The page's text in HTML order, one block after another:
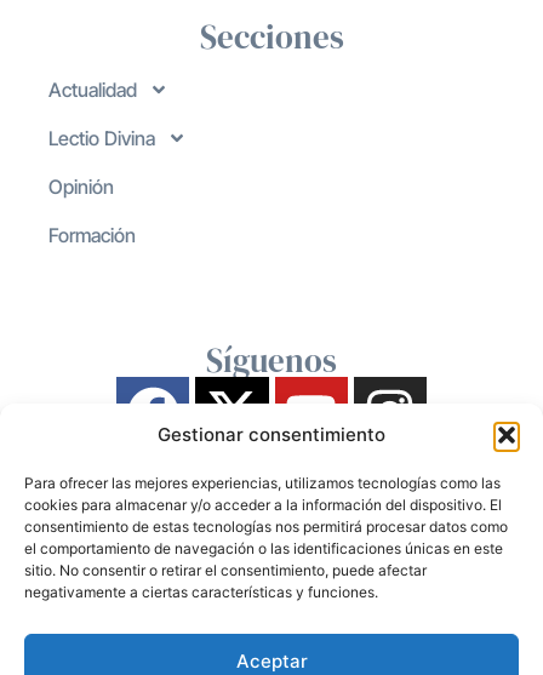
Gestionar consentimiento
Para ofrecer las mejores experiencias, utilizamos tecnologías como las
cookies para almacenar y/o acceder a la información del dispositivo. El
consentimiento de estas tecnologías nos permitirá procesar datos como
el comportamiento de navegación o las identificaciones únicas en este
sitio. No consentir o retirar el consentimiento, puede afectar
negativamente a ciertas características y funciones.
Aceptar
Secciones
Actualidad
Lectio Divina
Opinión
Formación
Síguenos